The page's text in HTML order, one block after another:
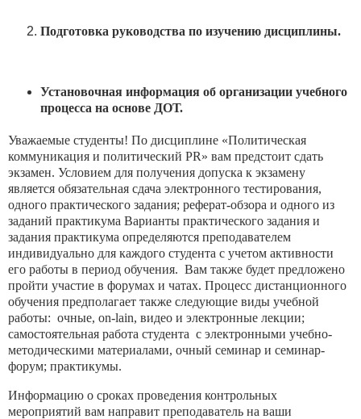
Подготовка руководства по изучению дисциплины.
Установочная информация об организации учебного
процесса на основе ДОТ.
Уважаемые студенты! По дисциплине «Политическая
коммуникация и политический PR» вам предстоит сдать
экзамен. Условием для получения допуска к экзамену
является обязательная сдача электронного тестирования,
одного практического задания; реферат-обзора и одного из
заданий практикума Варианты практического задания и
задания практикума определяются преподавателем
индивидуально для каждого студента с учетом активности
его работы в период обучения. Вам также будет предложено
пройти участие в форумах и чатах. Процесс дистанционного
обучения предполагает также следующие виды учебной
работы: очные, on-lain, видео и электронные лекции;
самостоятельная работа студента с электронными учебно-
методическими материалами, очный семинар и семинар-
форум; практикумы.
Информацию о сроках проведения контрольных
мероприятий вам направит преподаватель на ваши